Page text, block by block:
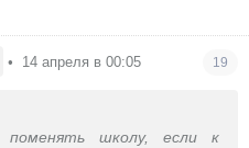
• 14 апреля в 00:05 19
школу, если к